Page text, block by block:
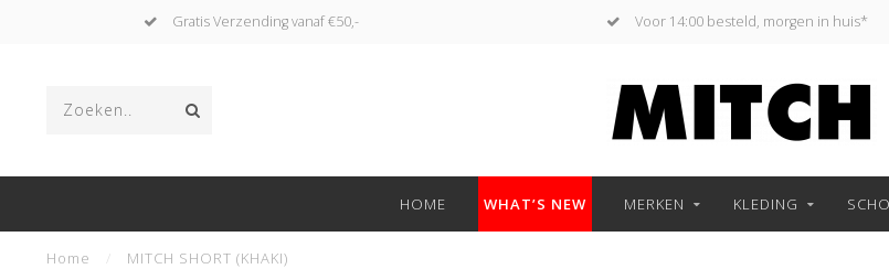
Gratis Verzending vanaf €50,- Voor 14:00 besteld, morgen in huis*
HOME WHAT’S NEW MERKEN KLEDING
Home MITCH SHORT (KHAKI)